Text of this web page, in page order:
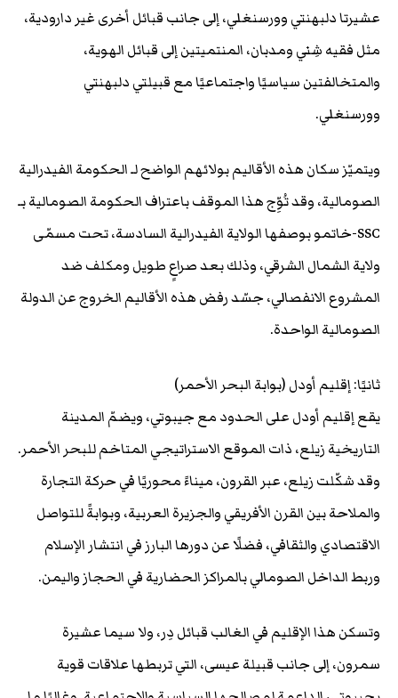
عشيرتا دلبهنتي وورسنغلي، إلى جانب قبائل أخرى غير دارودية،
مثل فقيه شِني ومدبان، المنتميتين إلى قبائل الهوية،
والمتخالفتين سياسيًا واجتماعيًا مع قبيلتي دلبهنتي
وورسنغلي.
ويتميّز سكان هذه الأقاليم بولائهم الواضح لـ الحكومة الفيدرالية
الصومالية، وقد تُوِّج هذا الموقف باعتراف الحكومة الصومالية بـ
SSC-خاتمو بوصفها الولاية الفيدرالية السادسة، تحت مسمّى
ولاية الشمال الشرقي، وذلك بعد صراعٍ طويل ومكلف ضد
المشروع الانفصالي، جسّد رفض هذه الأقاليم الخروج عن الدولة
الصومالية الواحدة.
ثانيًا: إقليم أودل (بوابة البحر الأحمر)
يقع إقليم أودل على الحدود مع جيبوتي، ويضمّ المدينة
التاريخية زيلع، ذات الموقع الاستراتيجي المتاخم للبحر الأحمر.
وقد شكّلت زيلع، عبر القرون، ميناءً محوريًا في حركة التجارة
والملاحة بين القرن الأفريقي والجزيرة العربية، وبوابةً للتواصل
الاقتصادي والثقافي، فضلًا عن دورها البارز في انتشار الإسلام
وربط الداخل الصومالي بالمراكز الحضارية في الحجاز واليمن.
وتسكن هذا الإقليم في الغالب قبائل دِر، ولا سيما عشيرة
سمرون، إلى جانب قبيلة عيسى، التي تربطها علاقات قوية